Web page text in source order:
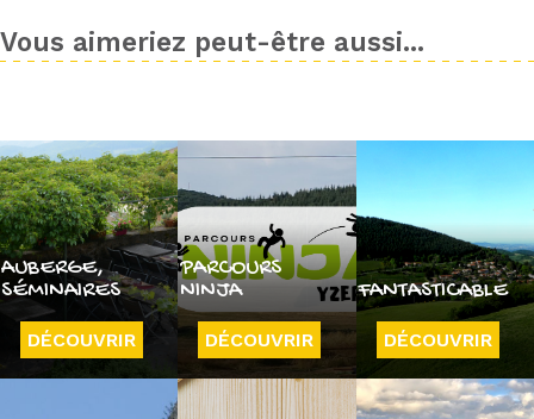
Vous aimeriez peut-être aussi...
AUBERGE,
SÉMINAIRES
DÉCOUVRIR
PARCOURS
NINJA
DÉCOUVRIR
FANTASTICABLE
DÉCOUVRIR